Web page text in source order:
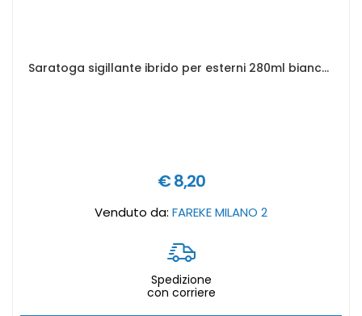
Saratoga sigillante ibrido per esterni 280ml bianco - Art. 85801001
€ 8,20
Venduto da: FAREKE MILANO 2
Spedizione
con corriere